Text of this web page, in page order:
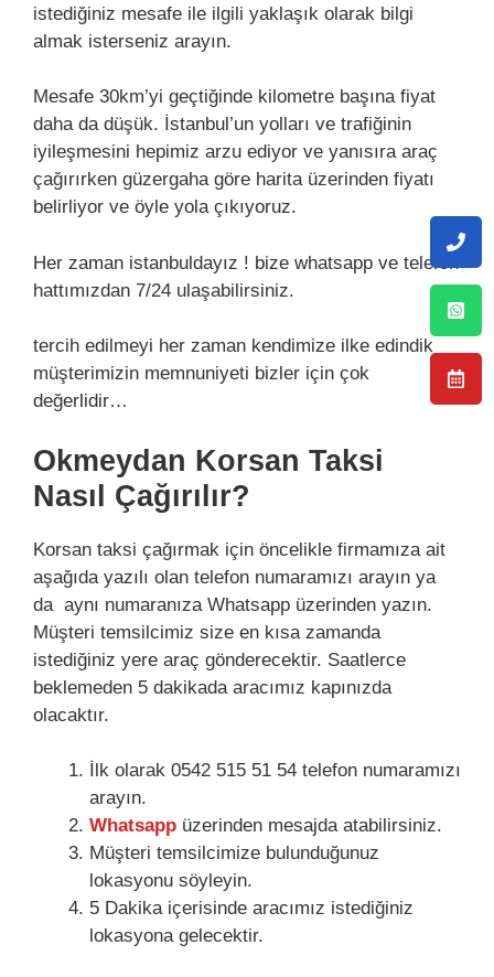
istediğiniz mesafe ile ilgili yaklaşık olarak bilgi
almak isterseniz arayın.
Mesafe 30km’yi geçtiğinde kilometre başına fiyat
daha da düşük. İstanbul’un yolları ve trafiğinin
iyileşmesini hepimiz arzu ediyor ve yanısıra araç
çağırırken güzergaha göre harita üzerinden fiyatı
belirliyor ve öyle yola çıkıyoruz.
Her zaman istanbuldayız ! bize whatsapp ve telefon
hattımızdan 7/24 ulaşabilirsiniz.
tercih edilmeyi her zaman kendimize ilke edindik
müşterimizin memnuniyeti bizler için çok
değerlidir…
Okmeydan Korsan Taksi
Nasıl Çağırılır?
Korsan taksi çağırmak için öncelikle firmamıza ait
aşağıda yazılı olan telefon numaramızı arayın ya
da aynı numaranıza Whatsapp üzerinden yazın.
Müşteri temsilcimiz size en kısa zamanda
istediğiniz yere araç gönderecektir. Saatlerce
beklemeden 5 dakikada aracımız kapınızda
olacaktır.
İlk olarak 0542 515 51 54 telefon numaramızı
arayın.
Whatsapp üzerinden mesajda atabilirsiniz.
Müşteri temsilcimize bulunduğunuz
lokasyonu söyleyin.
5 Dakika içerisinde aracımız istediğiniz
lokasyona gelecektir.